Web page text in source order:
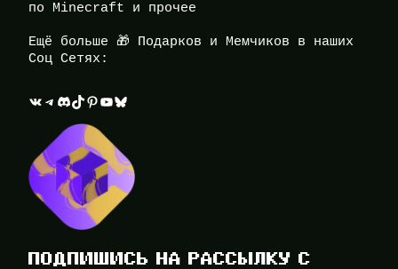
по Minecraft и прочее
Ещё больше 🎁 Подарков и Мемчиков в наших
Соц Сетях:
ВКонтакте Telegram Discord TikTok Pinterest YouTube Bluesky
ПОДПИШИСЬ НА РАССЫЛКУ С